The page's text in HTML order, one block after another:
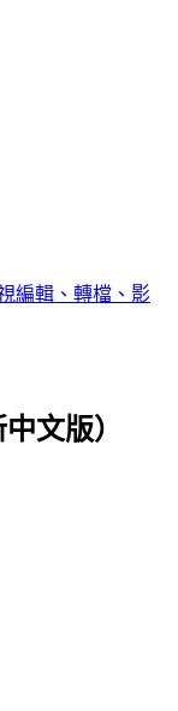
編輯、轉檔、影
文版）